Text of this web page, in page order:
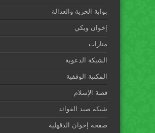
بوابة الحرية والعدالة
إخوان ويكي
منارات
الشبكة الدعوية
المكتبة الوقفية
قصة الإسلام
شبكة صيد الفوائد
صفحة إخوان الدقهلية